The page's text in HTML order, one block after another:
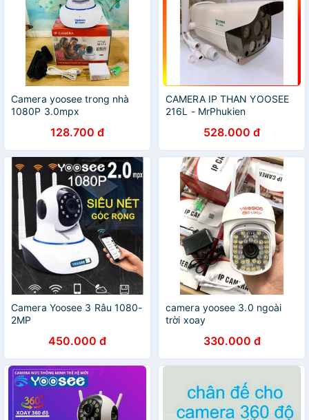
Camera yoosee trong nhà
1080P 3.0mpx
128.700 đ
CAMERA IP THAN YOOSEE
216L - MrPhukien
528.000 đ
Camera Yoosee 3 Râu 1080-
2MP
450.000 đ
camera yoosee 3.0 ngoài
trời xoay
330.000 đ